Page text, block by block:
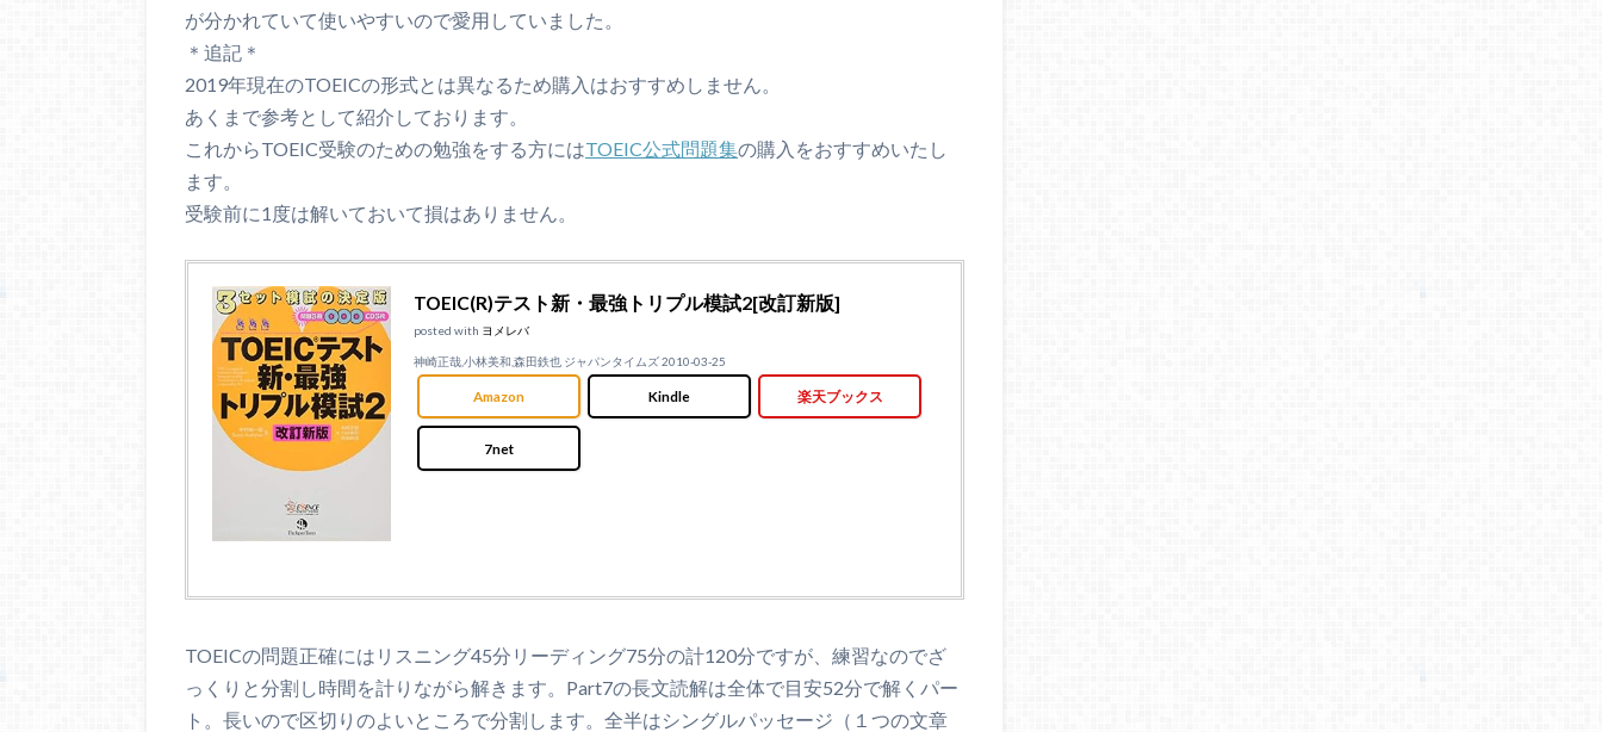
が分かれていて使いやすいので愛用していました。
＊追記＊
2019年現在のTOEICの形式とは異なるため購入はおすすめしません。
あくまで参考として紹介しております。
これからTOEIC受験のための勉強をする方にはTOEIC公式問題集の購入をおすすめいたし
ます。
受験前に1度は解いておいて損はありません。
TOEIC(R)テスト新・最強トリプル模試2[改訂新版]
posted with ヨメレバ
神崎正哉,小林美和,森田鉄也 ジャパンタイムズ 2010-03-25
Amazon Kindle 楽天ブックス
7net
TOEICの問題正確にはリスニング45分リーディング75分の計120分ですが、練習なのでざ
っくりと分割し時間を計りながら解きます。Part7の長文読解は全体で目安52分で解くパー
ト。長いので区切りのよいところで分割します。全半はシングルパッセージ（１つの文章